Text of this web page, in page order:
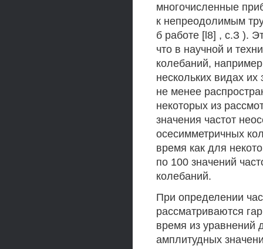
многочисленные
к непреодолимым
б работе [l8] , с.З ).
что в научной и
колебаний,
нескольких видах
не менее
некоторых из
значения частот
осесимметричных
время как для
по 100 значений
колебаний.
При определении
рассматриваются
время из уравнений
амплитудных